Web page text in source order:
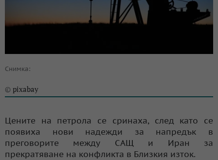
Снимка:
© pixabay
Цените на петрола се сринаха, след като се
появиха нови надежди за напредък в
преговорите между САЩ и Иран за
прекратяване на конфликта в Близкия изток.